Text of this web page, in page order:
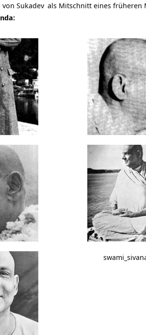
von Sukadev als Mitschnitt eines früheren